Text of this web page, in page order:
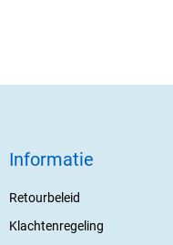
Informatie
Retourbeleid
Klachtenregeling